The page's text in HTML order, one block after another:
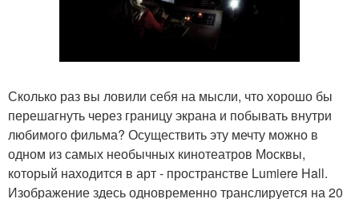
Сколько раз вы ловили себя на мысли, что хорошо бы
перешагнуть через границу экрана и побывать внутри
любимого фильма? Осуществить эту мечту можно в
одном из самых необычных кинотеатров Москвы,
который находится в арт - пространстве Lumiere Hall.
Изображение здесь одновременно транслируется на 20